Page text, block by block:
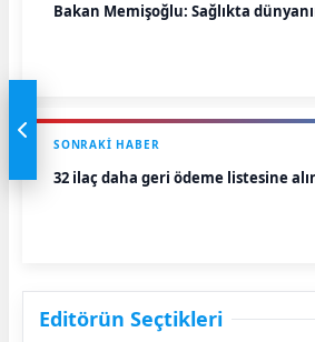
Bakan Memişoğlu: Sağlıkta
SONRAKI HABER
32 ilaç daha geri ödeme listesine
Editörün Seçtikleri